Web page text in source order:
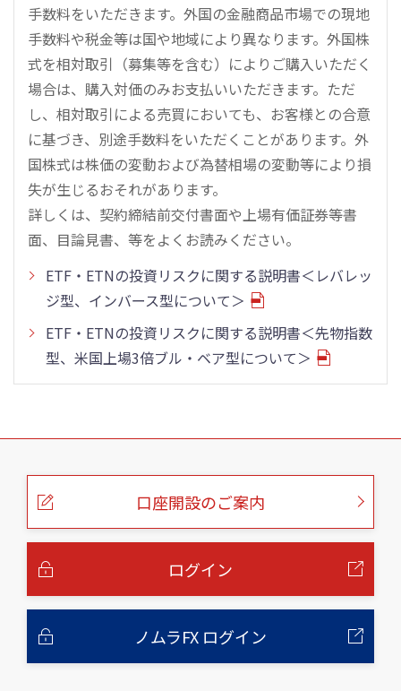
手数料をいただきます。外国の金融商品市場での現地
手数料や税金等は国や地域により異なります。外国株
式を相対取引（募集等を含む）によりご購入いただく
場合は、購入対価のみお支払いいただきます。ただ
し、相対取引による売買においても、お客様との合意
に基づき、別途手数料をいただくことがあります。外
国株式は株価の変動および為替相場の変動等により損
失が生じるおそれがあります。
詳しくは、契約締結前交付書面や上場有価証券等書
面、目論見書、等をよくお読みください。
ETF・ETNの投資リスクに関する説明書＜レバレッ
ジ型、インバース型について＞
ETF・ETNの投資リスクに関する説明書＜先物指数
型、米国上場3倍ブル・ベア型について＞
こ
口座開設のご案内
ログイン
ノムラFX ログイン